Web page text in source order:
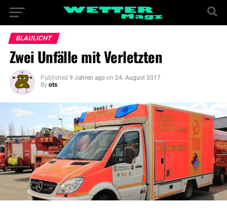
BLAULICHT
Zwei Unfälle mit Verletzten
Published 9 Jahren ago on 24. August 2017
By ots